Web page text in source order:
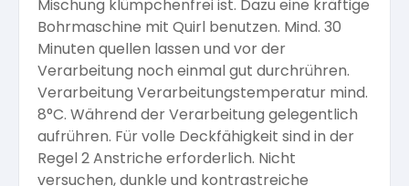
Mischung klümpchenfrei ist. Dazu eine kräftige
Bohrmaschine mit Quirl benutzen. Mind. 30
Minuten quellen lassen und vor der
Verarbeitung noch einmal gut durchrühren.
Verarbeitung Verarbeitungstemperatur mind.
8°C. Während der Verarbeitung gelegentlich
aufrühren. Für volle Deckfähigkeit sind in der
Regel 2 Anstriche erforderlich. Nicht
versuchen, dunkle und kontrastreiche